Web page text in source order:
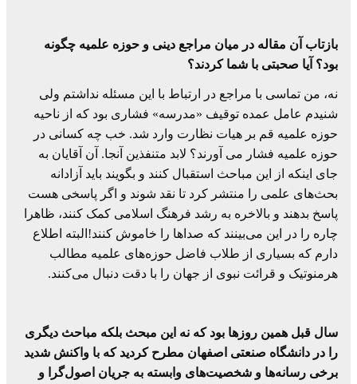
بازتاب آن مقاله در میان مراجع دینی و حوزه علمیه چگونه
بود؟ آیا صحبتی با شما کردند؟
نه، من تماسی با مراجع در ارتباط با این مسئله نداشتم ولی
شنیدم عامل عمده توقیف «مدرسه» فشاری بود که از ناحیه
حوزه علمیه قم بر هیات نظارت وارد شد. خب چه کسانی در
حوزه علمیه فشار می آورند؟ لابد متنفذین آنجا. آن آقایان به
جای اینکه از این مباحث استقبال کنند و بگویند بايد آزادانه
بحث‌های علمی را منتشر کرد تا نقد شوند و اگر پاسخی هست
پاسخ بدهند و بالاخره به رشد فرهنگ اسلامی کمک کنند، ظاهرا
چاره را در این می‌بینند که صداها را خاموش کنند!البته اطلاع
دارم که بسیاری از طلاب فاضل حوزه‌های علمیه مطالب
هرمنوتیک و قرائت نبوی از جهان را با دقت دنبال می‌کنند.
سال قبل همین روزها بود که نه این مبحث بلکه مباحث دیگری
را در دانشگاه صنعتی اصفهان مطرح کردید که با واکنش شدید
برخی رسانه‌ها و شخصیت‌های وابسته به جریان اصول‌گرا و